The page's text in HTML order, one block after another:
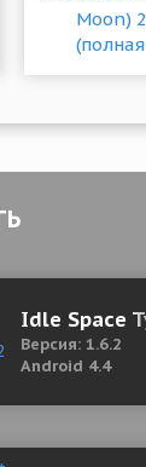
Unlocked)
Idle Space
Версия: 1.6.2
Android 4.4